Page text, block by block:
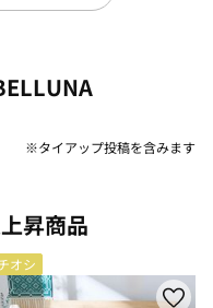
※タイアップ投稿を含みます
昇商品
オシ